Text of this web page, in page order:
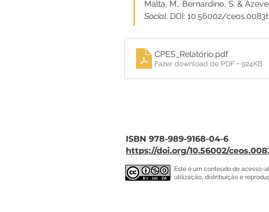
Malta, M., Bernardino, S. &
Social. DOI: 10.56002/
CPES_Relatório.pdf
Fazer download de PDF • 924KB
ISBN 978-989-9168-04-6
https://doi.org/10.56002/
Este é um conteúdo de acesso-
utilização, distribuição e